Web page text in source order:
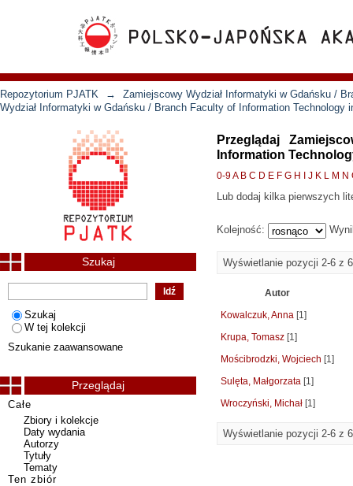
Repozytorium PJATK →
Zamiejscowy Wydział Informatyki w Gdańsku /
Wydział Informatyki w Gdańsku / Branch Faculty of Information Technology
Przeglądaj
Information
0-9A B C D E F G H J K L M N
Lub dodaj kilka pierwszych
Kolejność:
Wyświetlanie pozycji 2-6 z 6
Autor
Kowalczuk, Anna [1]
Krupa, Tomasz [1]
Mościbrodzki, Wojciech [1]
Sulęta, Małgorzata [1]
Wroczyński, Michał [1]
Wyświetlanie pozycji 2-6 z 6
Szukaj
Szukaj
W tej kolekcji
Szukanie zaawansowane
Przeglądaj
Całe
Zbiory i kolekcje
Daty wydania
Autorzy
Tytuły
Tematy
Ten zbiór